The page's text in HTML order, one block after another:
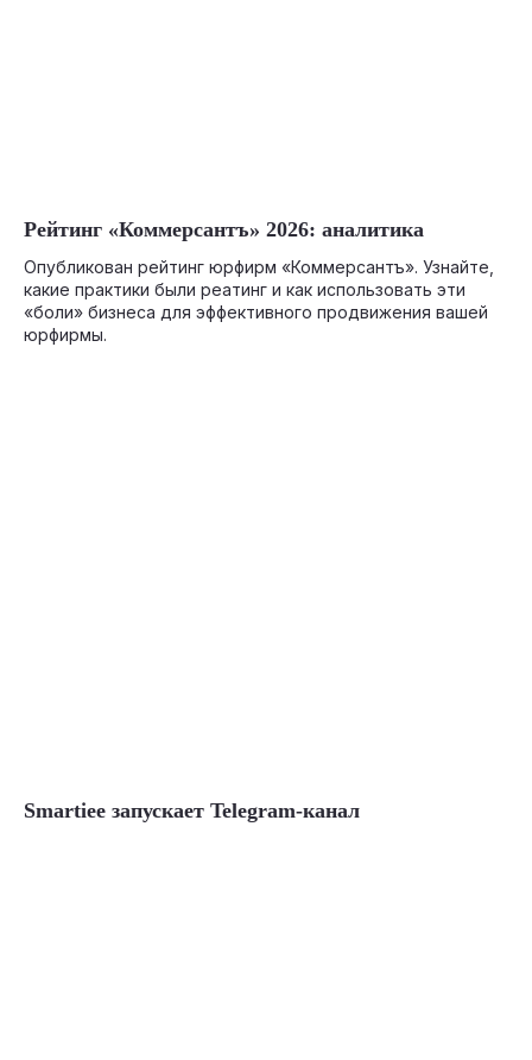
Рейтинг «Коммерсантъ» 2026: аналитика
Опубликован рейтинг юрфирм «Коммерсантъ». Узнайте,
какие практики были реатинг и как использовать эти
«боли» бизнеса для эффективного продвижения вашей
юрфирмы.
Smartiee запускает Telegram-канал